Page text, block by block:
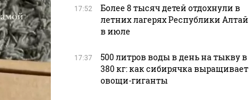
17:52
Более 8 тысяч детей отдохнули в
летних лагерях Республики Алтай
в июле
17:37
500 литров воды в день на тыкву в
380 кг: как сибирячка выращивает
овощи-гиганты